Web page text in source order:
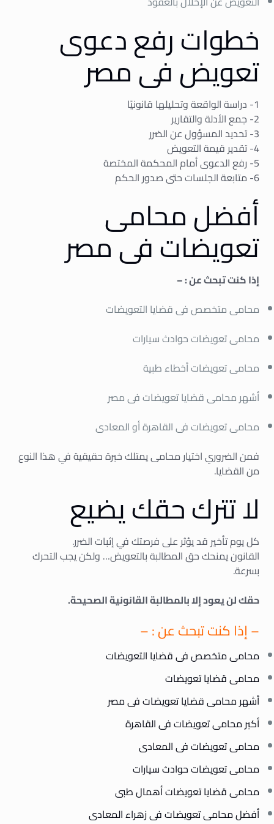
خطوات رفع دعوى
تعويض فى مصر
1- دراسة الواقعة وتحليلها قانونيًا
2- جمع الأدلة والتقارير
3- تحديد المسؤول عن الضرر
4- تقدير قيمة التعويض
5- رفع الدعوى أمام المحكمة المختصة
6- متابعة الجلسات حتى صدور الحكم
أفضل محامى
تعويضات فى مصر
إذا كنت تبحث عن : –
محامى متخصص فى قضايا التعويضات
محامى تعويضات حوادث سيارات
محامى تعويضات أخطاء طبية
أشهر محامى قضايا تعويضات فى مصر
محامى تعويضات فى القاهرة أو المعادى
فمن الضروري اختيار محامى يمتلك خبرة حقيقية في هذا النوع
من القضايا.
لا تترك حقك يضيع
كل يوم تأخير قد يؤثر على فرصتك في إثبات الضرر.
القانون يمنحك حق المطالبة بالتعويض… ولكن يجب التحرك
بسرعة.
حقك لن يعود إلا بالمطالبة القانونية الصحيحة.
– إذا كنت تبحث عن : –
محامى متخصص فى قضايا التعويضات
محامى قضايا تعويضات
أشهر محامى قضايا تعويضات فى مصر
أكبر محامى تعويضات فى القاهرة
محامى تعويضات فى المعادى
محامى تعويضات حوادث سيارات
محامى قضايا تعويضات أهمال طبى
أفضل محامى تعويضات فى زهراء المعادى